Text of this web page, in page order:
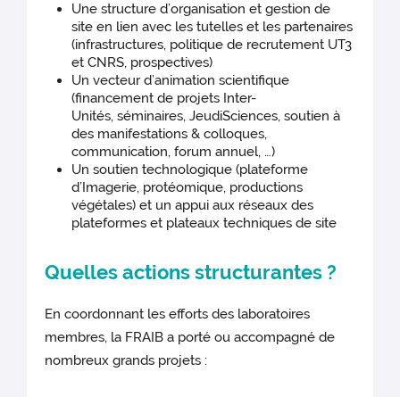
Une structure d’organisation et gestion de
site en lien avec les tutelles et les partenaires
(infrastructures, politique de recrutement UT3
et CNRS, prospectives)
Un vecteur d’animation scientifique
(financement de projets Inter-
Unités, séminaires, JeudiSciences, soutien à
des manifestations & colloques,
communication, forum annuel, …)
Un soutien technologique (plateforme
d’Imagerie, protéomique, productions
végétales) et un appui aux réseaux des
plateformes et plateaux techniques de site
Quelles actions structurantes ?
En coordonnant les efforts des laboratoires
membres, la FRAIB a porté ou accompagné de
nombreux grands projets :